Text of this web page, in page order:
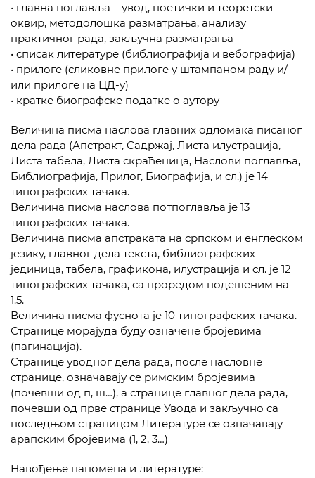
• главна поглавља – увод, поетички и теоретски
оквир, методолошка разматрања, анализу
практичног рада, закључна разматрања
• списак литературе (библиографија и вебографија)
• прилоге (сликовне прилоге у штампаном раду и/
или прилоге на ЦД-у)
• кратке биографске податке о аутору
Величина писма наслова главних одломака писаног
дела рада (Апстракт, Садржај, Листа илустрација,
Листа табела, Листа скраћеница, Наслови поглавља,
Библиографија, Прилог, Биографија, и сл.) је 14
типографских тачака.
Величина писма наслова потпоглавља је 13
типографских тачака.
Величина писма апстраката на српском и енглеском
језику, главног дела текста, библиографских
јединица, табела, графикона, илустрација и сл. је 12
типографских тачака, са проредом подешеним на
1.5.
Величина писма фуснота је 10 типографских тачака.
Странице морајуда буду означене бројевима
(пагинација).
Странице уводног дела рада, после насловне
странице, означавају се римским бројевима
(почевши од п, ш…), а странице главног дела рада,
почевши од прве странице Увода и закључно са
последњом страницом Литературе се означавају
арапским бројевима (1, 2, 3…)
Навођење напомeна и литературе: